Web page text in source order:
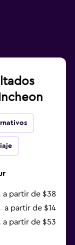
a partir de $38
a partir de $14
a partir de $53